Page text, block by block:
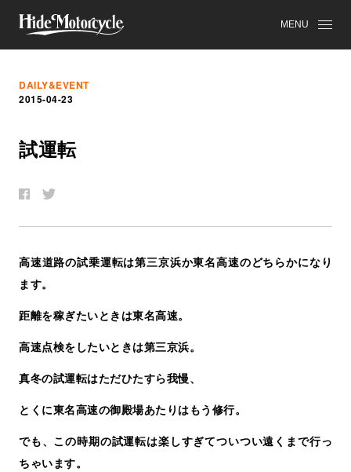
MENU
DAILY&EVENT
2015-04-23
試運転
高速道路の試乗運転は第三京浜か東名高速のどちらかになり
ます。
距離を稼ぎたいときは東名高速。
高速点検をしたいときは第三京浜。
真冬の試運転はただひたすら我慢、
とくに東名高速の御殿場あたりはもう修行。
でも、この時期の試運転は楽しすぎてついつい遠くまで行っ
ちゃいます。